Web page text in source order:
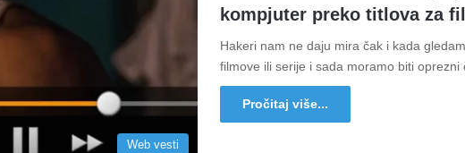
Web vesti
kompjuter preko titlova za
Hakeri nam ne daju mira čak i kada
filmove ili serije i sada moramo biti oprezni
Pročitaj više...